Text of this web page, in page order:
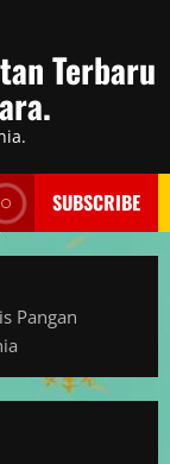
Terbaru
SUBSCRIBE
Pangan